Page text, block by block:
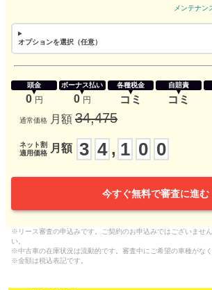
メンテナン
オプションを選択（任意）
頭金
0 円
ボーナス払い
0 円
各種税金
コミ
自賠責
コミ
通常価格 月額 34,475
ネット割
適用価格
月額 3 4 , 1 0 0
今すぐ無料で審査に進む
※リース審査の申込みです。ご契約のお申込みではございませ
い。
※中古車の在庫状況は流動的です。審査中にご希望の車種がな
※金額は税込表記です。